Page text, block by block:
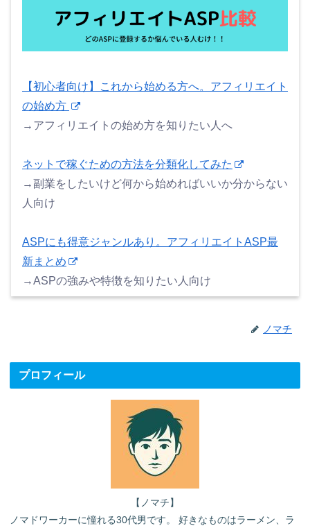
【初心者向け】これから始める方へ。アフィリエイト
の始め方
→アフィリエイトの始め方を知りたい人へ
ネットで稼ぐための方法を分類化してみた
→副業をしたいけど何から始めればいいか分からない
人向け
ASPにも得意ジャンルあり。アフィリエイトASP最
新まとめ
→ASPの強みや特徴を知りたい人向け
ノマチ
プロフィール
【ノマチ】
ノマドワーカーに憧れる30代男です。 好きなものはラーメン、ラ